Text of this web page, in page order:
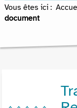
Vous êtes ici :
document